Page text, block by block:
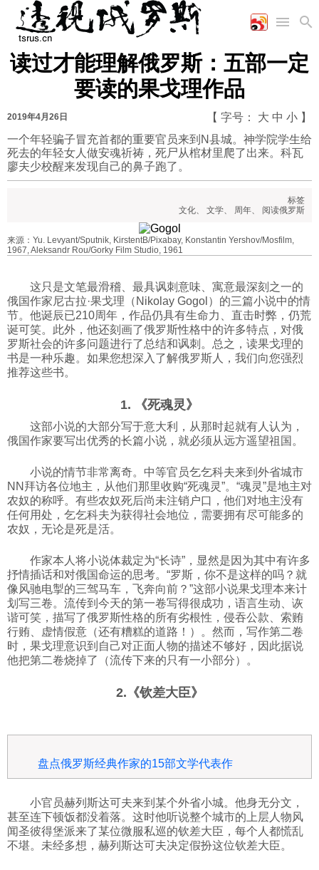
首页
国际
时政
空军
陆军
军事合作
评论
经济
财经
工业
能源
农业
科技
文化
文艺
美食
娱乐
历史
体育
旅游
视听
图片新闻
高清图片
漫画
视频
图表
读过才能理解俄罗斯：五部一定
要读的果戈理作品
2019年4月26日 【 字号： 大 中 小 】
一个年轻骗子冒充首都的重要官员来到N县城。神学院学生给
死去的年轻女人做安魂祈祷，死尸从棺材里爬了出来。科瓦
廖夫少校醒来发现自己的鼻子跑了。
标签
文化、 文学、 周年、 阅读俄罗斯
来源：Yu. Levyant/Sputnik, KirstentB/Pixabay, Konstantin Yershov/Mosfilm,
1967, Aleksandr Rou/Gorky Film Studio, 1961
这只是文笔最滑稽、最具讽刺意味、寓意最深刻之一的
俄国作家尼古拉·果戈理（Nikolay Gogol）的三篇小说中的情
节。他诞辰已210周年，作品仍具有生命力、直击时弊，仍荒
诞可笑。此外，他还刻画了俄罗斯性格中的许多特点，对俄
罗斯社会的许多问题进行了总结和讽刺。总之，读果戈理的
书是一种乐趣。如果您想深入了解俄罗斯人，我们向您强烈
推荐这些书。
1. 《死魂灵》
这部小说的大部分写于意大利，从那时起就有人认为，
俄国作家要写出优秀的长篇小说，就必须从远方遥望祖国。
小说的情节非常离奇。中等官员乞乞科夫来到外省城市
NN拜访各位地主，从他们那里收购“死魂灵”。“魂灵”是地主对
农奴的称呼。有些农奴死后尚未注销户口，他们对地主没有
任何用处，乞乞科夫为获得社会地位，需要拥有尽可能多的
农奴，无论是死是活。
作家本人将小说体裁定为“长诗”，显然是因为其中有许多
抒情插话和对俄国命运的思考。“罗斯，你不是这样的吗？就
像风驰电掣的三驾马车，飞奔向前？”这部小说果戈理本来计
划写三卷。流传到今天的第一卷写得很成功，语言生动、诙
谐可笑，描写了俄罗斯性格的所有劣根性，侵吞公款、索贿
行贿、虚情假意（还有糟糕的道路！）。然而，写作第二卷
时，果戈理意识到自己对正面人物的描述不够好，因此据说
他把第二卷烧掉了（流传下来的只有一小部分）。
2.《钦差大臣》
盘点俄罗斯经典作家的15部文学代表作
小官员赫列斯达可夫来到某个外省小城。他身无分文，
甚至连下顿饭都没着落。这时他听说整个城市的上层人物风
闻圣彼得堡派来了某位微服私巡的钦差大臣，每个人都慌乱
不堪。未经多想，赫列斯达可夫决定假扮这位钦差大臣。